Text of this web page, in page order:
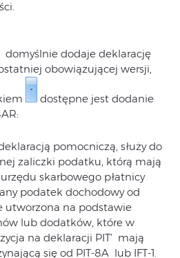
domyślnie dodaje deklarację
obowiązującej wersji,
dostępne jest dodanie
pomocniczą, służy do
zaliczki podatku, którą mają
skarbowego płatnicy
podatek dochodowy od
utworzona na podstawie
lub dodatków, które w
na deklaracji PIT’ mają
się od PIT-8A lub IFT-1.